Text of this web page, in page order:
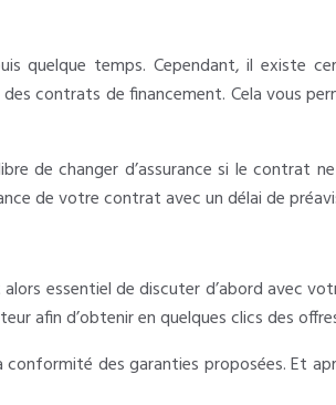
quelque temps. Cependant, il existe
contrats de financement. Cela vous
de changer d’assurance si le contrat
de votre contrat avec un délai de
essentiel de discuter d’abord avec
afin d’obtenir en quelques clics des
des garanties proposées. Et